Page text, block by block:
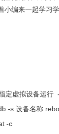
小编来一起学习
虚拟设备运行
-s 设备名称
-c